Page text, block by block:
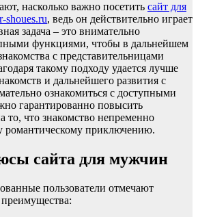
насколько важно посетить сайт для
shoues.ru, ведь он действительно играет
задача – это внимательно
функциями, чтобы в дальнейшем
с представительницами
такому подходу удается лучше
и дальнейшего развития с
ознакомиться с доступными
гарантированно повысить
то, что знакомство непременно
романтическому приключению.
сайта для мужчин
пользователи отмечают